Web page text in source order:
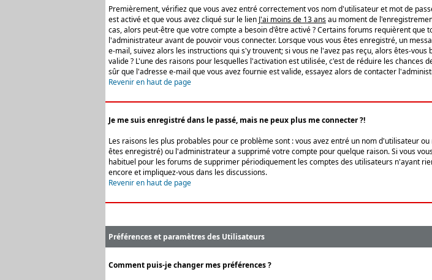
Premièrement, vérifiez que vous avez entré correctement vos nom d'utilisateur et mot de
est activé et que vous avez cliqué sur le lien J'ai moins de 13 ansau moment de
cas, alors peut-être que votre compte a besoin d'être activé ? Certains forums requièrent
l'administrateur avant de pouvoir vous connecter. Lorsque vous vous êtes enregistré, un
e-mail, suivez alors les instructions qui s'y trouvent; si vous ne l'avez pas reçu, alors êtes-
valide ? L'une des raisons pour lesquelles l'activation est utilisée, c'est de réduire les
sûr que l'adresse e-mail que vous avez fournie est valide, essayez alors de contacter
Revenir en haut de page
Je me suis enregistré dans le passé, mais ne peux plus me connecter ?!
Les raisons les plus probables pour ce problème sont : vous avez entré un nom d'utilisateur
êtes enregistré) ou l'administrateur a supprimé votre compte pour quelque raison. Si vous
habituel pour les forums de supprimer périodiquement les comptes des utilisateurs n'ayant
encore et impliquez-vous dans les discussions.
Revenir en haut de page
Préférences et paramètres des Utilisateurs
Comment puis-je changer mes préférences ?